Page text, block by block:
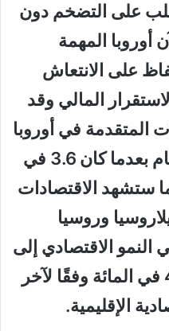
على التضخم دون
أوروبا المهمة
على الانتعاش
المالي وقد
المتقدمة في أوروبا
إلى 0.7 في المائة هذا العام بعدما كان 3.6 في
ستشهد الاقتصادات
وروسيا
النمو الاقتصادي إلى
1.1 في المائة بدلا من 4.4 في المائة وفقًا لآخر
الإقليمية.